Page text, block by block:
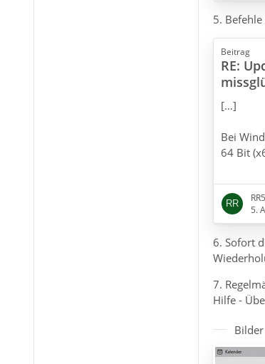
5.
Beitrag
RE:
[…]
Bei
64 Bit
und für
Befehl
5.
6. Sofort
7.
Hilfe -
Bilder